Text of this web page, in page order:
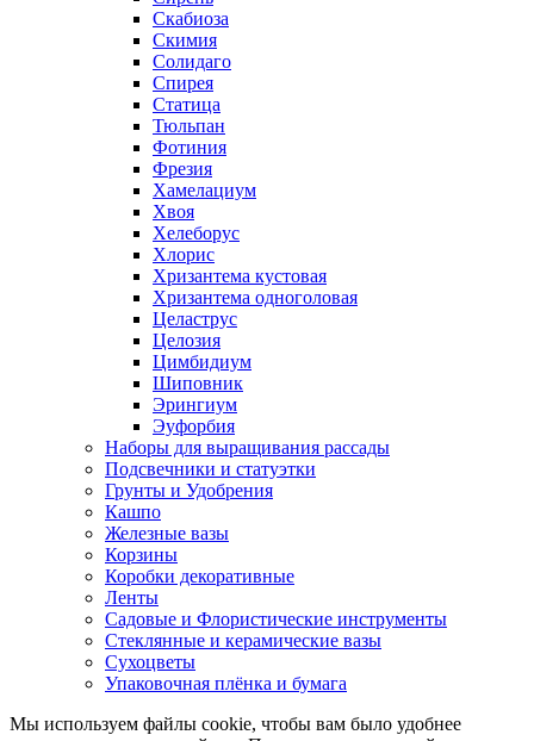
Скабиоза
Скимия
Солидаго
Спирея
Статица
Тюльпан
Фотиния
Фрезия
Хамелациум
Хвоя
Хелеборус
Хлорис
Хризантема кустовая
Хризантема одноголовая
Целаструс
Целозия
Цимбидиум
Шиповник
Эрингиум
Эуфорбия
Наборы для выращивания рассады
Подсвечники и статуэтки
Грунты и Удобрения
Кашпо
Железные вазы
Корзины
Коробки декоративные
Ленты
Садовые и Флористические инструменты
Стеклянные и керамические вазы
Сухоцветы
Упаковочная плёнка и бумага
Мы используем файлы cookie, чтобы вам было удобнее